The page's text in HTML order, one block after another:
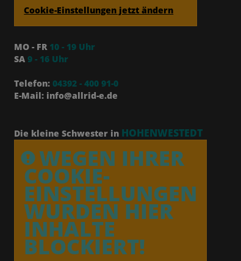
Cookie-Einstellungen jetzt ändern
MO - FR 10 - 19 Uhr
SA9 - 16 Uhr
Telefon: 04392 - 400 91-0
E-Mail: info@allrid-e.de
Die kleine Schwester in HOHENWESTEDT
WEGEN IHRER
COOKIE-
EINSTELLUNGEN
WURDEN HIER
INHALTE
BLOCKIERT!